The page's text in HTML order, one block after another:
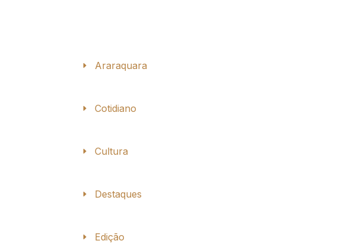
Araraquara
Cotidiano
Cultura
Destaques
Edição